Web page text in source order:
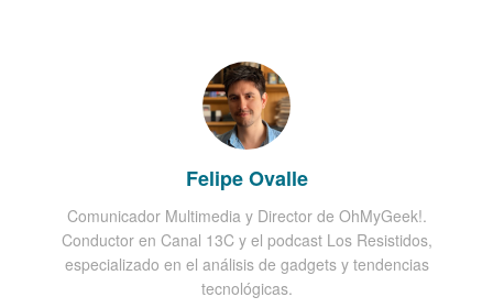
Felipe Ovalle
Comunicador Multimedia y Director de OhMyGeek!.
Conductor en Canal 13C y el podcast Los Resistidos,
especializado en el análisis de gadgets y tendencias
tecnológicas.